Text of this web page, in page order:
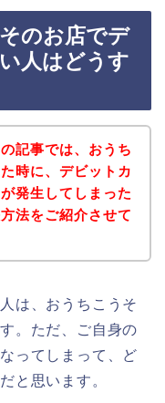
のお店でデ
人はどうす
記事では、おうち
時に、デビットカ
発生してしまった
法をご紹介させて
は、おうちこうそ
。ただ、ご自身の
ってしまって、ど
と思います。